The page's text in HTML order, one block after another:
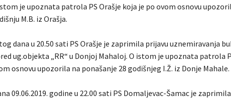
je upoznata patrola PS Orašje koja je po ovom osnovu
M.B. iz Orašja.
dana u 20.50 sati PS Orašje je zaprimila prijavu uznemiravanja
ug.objekta „RR“ u Donjoj Mahaloj. O istom je upoznata patrola
osnovu upozorila na ponašanje 28 godišnjeg I.Ž. iz Donje Mahale.
09.06.2019. godine u 22.00 sati PS Domaljevac-Šamac je